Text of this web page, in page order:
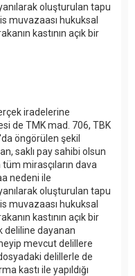
oluşturulan tapu
muvazaası hukuksal
kastının açık bir
iradelerine
de TMK mad. 706, TBK
öngörülen şekil
saklı pay sahibi olsun
mirasçıların dava
nedeni ile
oluşturulan tapu
muvazaası hukuksal
kastının açık bir
deliline dayanan
mevcut delillere
delillerle de
kastı ile yapıldığı